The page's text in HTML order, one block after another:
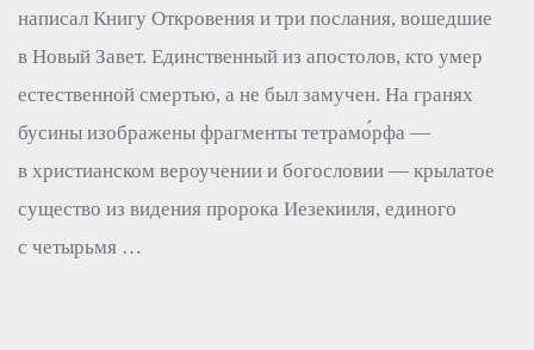
написал Книгу Откровения и три послания, вошедшие
в Новый Завет. Единственный из апостолов, кто умер
естественной смертью, а не был замучен. На гранях
бусины изображены фрагменты тетрамо́рфа —
в христианском вероучении и богословии — крылатое
существо из видения пророка Иезекииля, единого
с четырьмя …